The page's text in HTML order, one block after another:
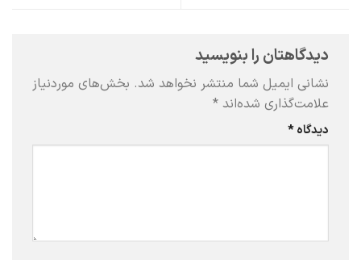
دیدگاهتان را بنویسید
نشانی ایمیل شما منتشر نخواهد شد. بخش‌های موردنیاز
علامت‌گذاری شده‌اند *
دیدگاه*